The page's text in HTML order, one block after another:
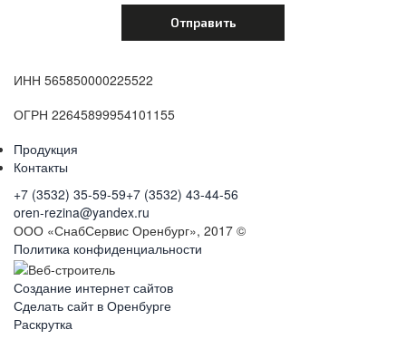
ИНН 565850000225522
ОГРН 22645899954101155
Продукция
Контакты
+7 (3532) 35-59-59+7 (3532) 43-44-56
oren-rezina@yandex.ru
ООО «СнабСервис Оренбург», 2017 ©
Политика конфиденциальности
Создание интернет сайтов
Сделать сайт в Оренбурге
Раскрутка